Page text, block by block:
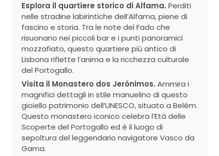
Esplora il quartiere storico di Alfama. Perditi
nelle stradine labirintiche dell’Alfama, piene di
fascino e storia. Tra le note del Fado che
risuonano nei piccoli bar e i punti panoramici
mozzafiato, questo quartiere più antico di
Lisbona riflette l’anima e la ricchezza culturale
del Portogallo.
Visita il Monastero dos Jerónimos. Ammira i
magnifici dettagli in stile manuelino di questo
gioiello patrimonio dell’UNESCO, situato a Belém.
Questo monastero iconico celebra l’Età delle
Scoperte del Portogallo ed è il luogo di
sepoltura del leggendario navigatore Vasco da
Gama.